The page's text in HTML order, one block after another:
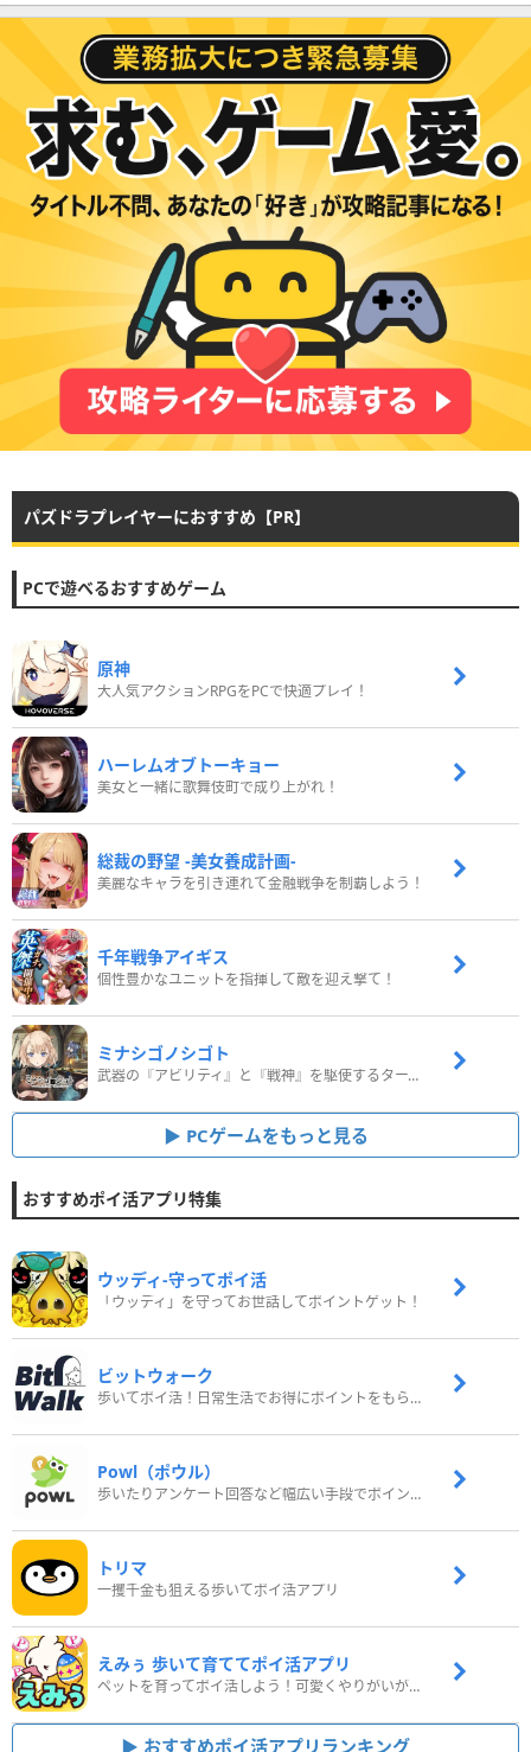
パズドラプレイヤーにおすすめ【PR】
PCで遊べるおすすめゲーム
原神
大人気アクションRPGをPCで快適プレイ！
ハーレムオブトーキョー
美女と一緒に歌舞伎町で成り上がれ！
総裁の野望 -美女養成計画-
美麗なキャラを引き連れて金融戦争を制覇しよう！
千年戦争アイギス
個性豊かなユニットを指揮して敵を迎え撃て！
ミナシゴノシゴト
武器の『アビリティ』と『戦神』を駆使するターン制コマンドバトルRPG！
PCゲームをもっと見る
おすすめポイ活アプリ特集
ウッディ‐守ってポイ活
「ウッディ」を守ってお世話してポイントゲット！
ビットウォーク
歩いてポイ活！日常生活でお得にポイントをもらおう
Powl（ポウル）
歩いたりアンケート回答など幅広い手段でポイントをゲット
トリマ
一攫千金も狙える歩いてポイ活アプリ
えみぅ 歩いて育ててポイ活アプリ
ペットを育ってポイ活しよう！可愛くやりがいがある新感覚アプリ
おすすめポイ活アプリランキング